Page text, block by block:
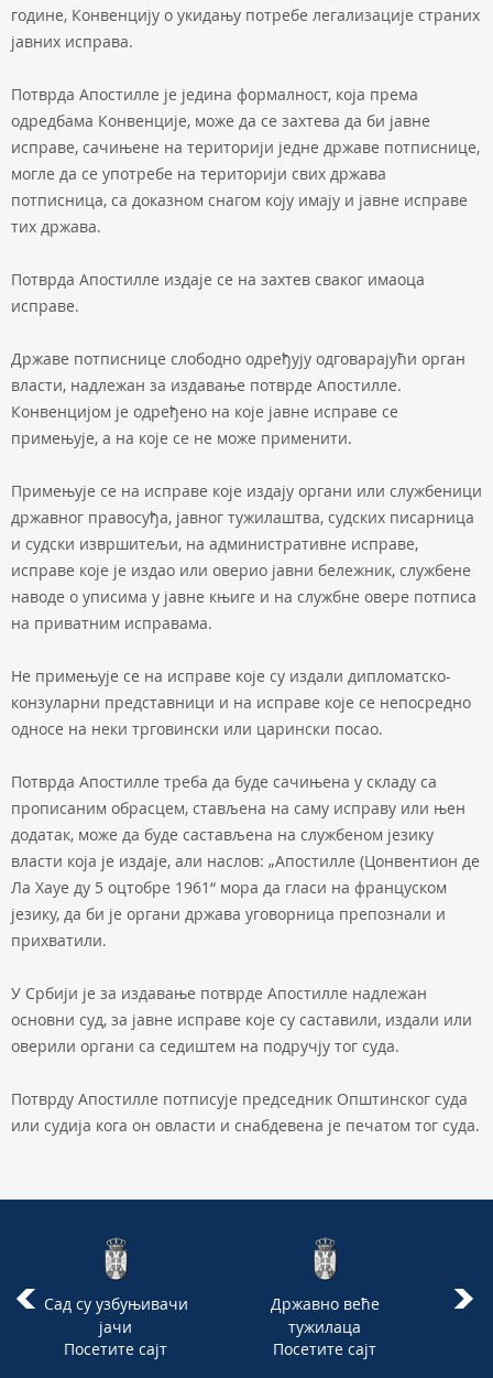
године, Конвенцију о укидању потребе легализације страних
јавних исправа.
Потврда Апостилле је једина формалност, која према
одредбама Конвенције, може да се захтева да би јавне
исправе, сачињене на територији једне државе потписнице,
могле да се употребе на територији свих држава
потписница, са доказном снагом коју имају и јавне исправе
тих држава.
Потврда Апостилле издаје се на захтев сваког имаоца
исправе.
Државе потписнице слободно одређују одговарајући орган
власти, надлежан за издавање потврде Апостилле.
Конвенцијом је одређено на које јавне исправе се
примењује, а на које се не може применити.
Примењује се на исправе које издају органи или службеници
државног правосуђа, јавног тужилаштва, судских писарница
и судски извршитељи, на административне исправе,
исправе које је издао или оверио јавни бележник, службене
наводе о уписима у јавне књиге и на службне овере потписа
на приватним исправама.
Не примењује се на исправе које су издали дипломатско-
конзуларни представници и на исправе које се непосредно
односе на неки трговински или царински посао.
Потврда Апостилле треба да буде сачињена у складу са
прописаним обрасцем, стављена на саму исправу или њен
додатак, може да буде састављена на службеном језику
власти која је издаје, али наслов: „Апостилле (Цонвентион де
Ла Хаyе ду 5 оцтобре 1961“ мора да гласи на француском
језику, да би је органи држава уговорница препознали и
прихватили.
У Србији је за издавање потврде Апостилле надлежан
основни суд, за јавне исправе које су саставили, издали или
оверили органи са седиштем на подручју тог суда.
Потврду Апостилле потписује председник Општинског суда
или судија кога он овласти и снабдевена је печатом тог суда.
Сад су узбуњивачи
јачи
Посетите сајт
Државно веће
тужилаца
Посетите сајт